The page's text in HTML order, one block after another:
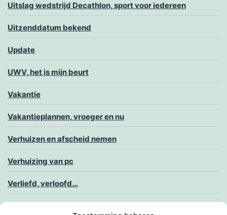
Uitslag wedstrijd Decathlon, sport voor iedereen
Uitzenddatum bekend
Update
UWV, het is mijn beurt
Vakantie
Vakantieplannen, vroeger en nu
Verhuizen en afscheid nemen
Verhuizing van pc
Verliefd, verloofd…